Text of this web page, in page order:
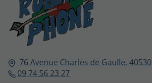
76 Avenue Charles de Gaulle, 40530
09 74 56 23 27